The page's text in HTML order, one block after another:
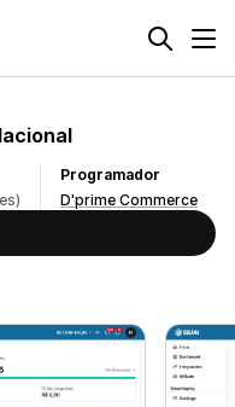
Programador
D'prime Commerce